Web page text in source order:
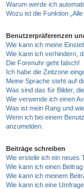
Warum werde ich
Wozu ist die Funktion
Benutzerpräferenzen
Wie kann ich meine
Wie kann ich verhindern,
Die Forenuhr geht falsch!
Ich habe die Zeitzone
Meine Sprache steht auf
Was sind das für Bilder,
Wie verwende ich einen
Was ist mein Rang und
Wenn ich bei einem
anzumelden.
Beiträge schreiben
Wie erstelle ich ein neues
Wie kann ich einen
Wie kann ich meinem
Wie kann ich eine